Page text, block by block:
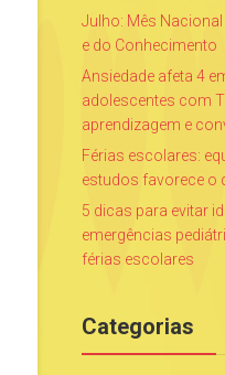
Julho: Mês
e do Conhecimento
Ansiedade afeta 4
adolescentes com
aprendizagem e
Férias escolares:
estudos favorece o
5 dicas para evitar
emergências
férias escolares
Categorias